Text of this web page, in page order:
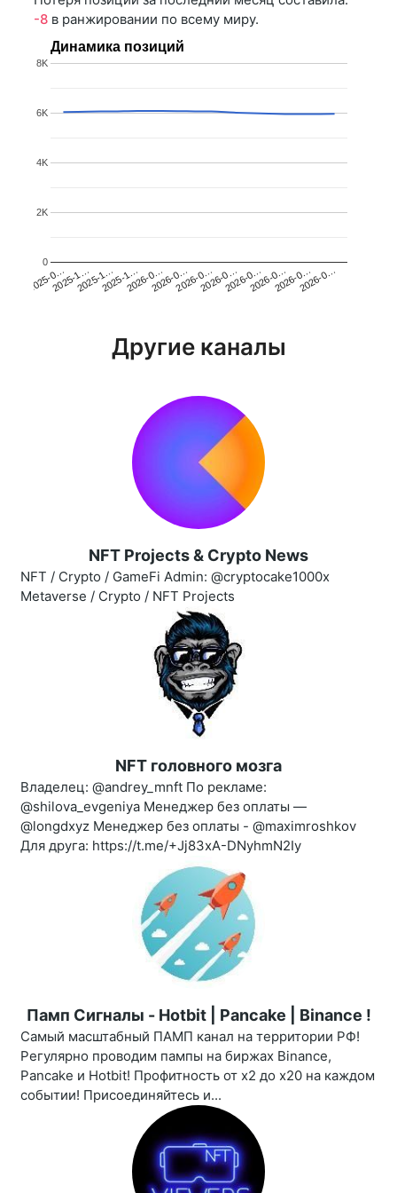
-8 в ранжировании по всему миру.
Динамика позиций
2025-0…2025-1…2025-1…2025-1…2026-0…2026-0…2026-0…2026-0…2026-0…2026-0…2026-0…2026-0…
0
2K
4K
6K
8K
Другие каналы
NFT Projects & Crypto News
NFT / Crypto / GameFi Admin: @cryptocake1000x
Metaverse / Crypto / NFT Projects
NFT головного мозга
Владелец: @andrey_mnft По рекламе:
@shilova_evgeniya Менеджер без оплаты —
@longdxyz Менеджер без оплаты - @maximroshkov
Для друга: https://t.me/+Jj83xA-DNyhmN2Iy
Памп Сигналы - Hotbit | Pancake | Binance !
Самый масштабный ПАМП канал на территории РФ!
Регулярно проводим пампы на биржах Binance,
Pancake и Hotbit! Профитность от х2 до х20 на каждом
событии! Присоединяйтесь и...